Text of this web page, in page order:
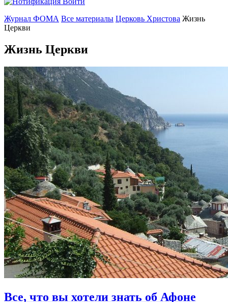
Журнал ФОМА Все материалы Церковь Христова Жизнь
Церкви
Жизнь Церкви
Все, что вы хотели знать об Афоне